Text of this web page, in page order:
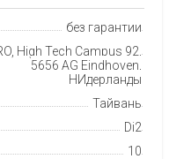
без гарантии
High Tech Campus 92,
5656 AG Eindhoven,
НИдерланды
Тайвань
Di2
10